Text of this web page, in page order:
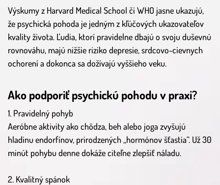
Výskumy z Harvard Medical School či WHO jasne ukazujú,
že psychická pohoda je jedným z kľúčových ukazovateľov
kvality života. Ľudia, ktorí pravidelne dbajú o svoju duševnú
rovnováhu, majú nižšie riziko depresie, srdcovo-cievnych
ochorení a dokonca sa dožívajú vyššieho veku.
Ako podporiť psychickú pohodu v praxi?
1. Pravidelný pohyb
Aeróbne aktivity ako chôdza, beh alebo joga zvyšujú
hladinu endorfínov, prirodzených „hormónov šťastia“. Už 30
minút pohybu denne dokáže citeľne zlepšiť náladu.
2. Kvalitný spánok